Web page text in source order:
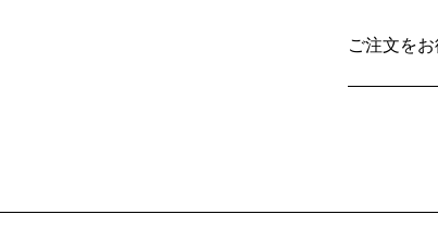
ご注文をお